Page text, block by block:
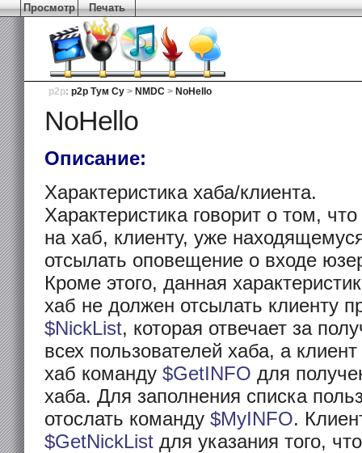
Просмотр Печать
p2p: p2p Тум Су > NMDC > NoHello
NoHello
Описание:
Характеристика хаба/клиента.
Характеристика говорит о том,
на хаб, клиенту, уже
отсылать оповещение о входе
Кроме этого, данная
хаб не должен отсылать клиенту
$NickList, которая отвечает за
всех пользователей хаба, а
хаб команду $GetINFO для
хаба. Для заполнения списка
отослать команду $MyINFO.
$GetNickList для указания того,